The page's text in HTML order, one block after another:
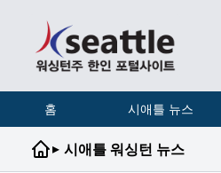
홈 시애틀 뉴스
▸ 시애틀 워싱턴 뉴스